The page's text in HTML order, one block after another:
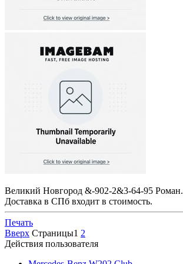
Великий Новгород &-902-2&3-64-95 Роман.
Доставка в СПб входит в стоимость.
Печать
Вверх Страницы1 2
Действия пользователя